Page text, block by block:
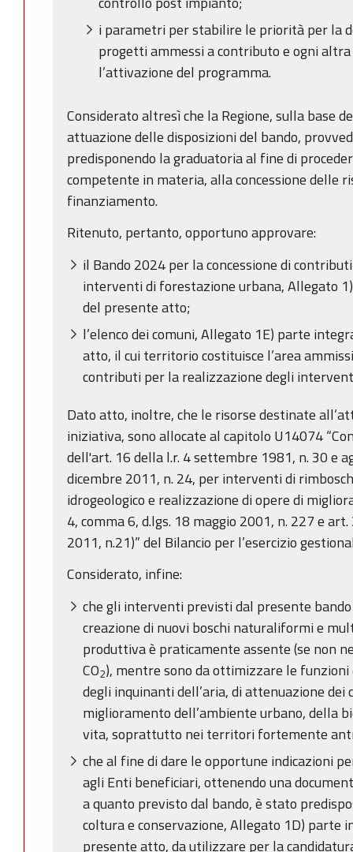
i parametri per stabilire le priorità per la
progetti ammessi a contributo e ogni
l’attivazione del programma.
Considerato altresì che la Regione, sulla base
attuazione delle disposizioni del bando,
predisponendo la graduatoria al fine di
competente in materia, alla concessione delle
finanziamento.
Ritenuto, pertanto, opportuno approvare:
il Bando 2024 per la concessione di
interventi di forestazione urbana, Allegato
del presente atto;
l’elenco dei comuni, Allegato 1E) parte
atto, il cui territorio costituisce l’area
contributi per la realizzazione degli
Dato atto, inoltre, che le risorse destinate
iniziativa, sono allocate al capitolo U14074
dell'art. 16 della l.r. 4 settembre 1981, n. 30 e
dicembre 2011, n. 24, per interventi di
idrogeologico e realizzazione di opere di
4, comma 6, d.lgs. 18 maggio 2001, n. 227 e
2011, n.21)” del Bilancio per l’esercizio
Considerato, infine:
che gli interventi previsti dal presente
creazione di nuovi boschi naturaliformi e
produttiva è praticamente assente (se non
CO2), mentre sono da ottimizzare le
degli inquinanti dell’aria, di attenuazione
miglioramento dell’ambiente urbano, della
vita, soprattutto nei territori fortemente
che al fine di dare le opportune indicazioni
agli Enti beneficiari, ottenendo una
a quanto previsto dal bando, è stato
coltura e conservazione, Allegato 1D) parte
presente atto, da utilizzare per la